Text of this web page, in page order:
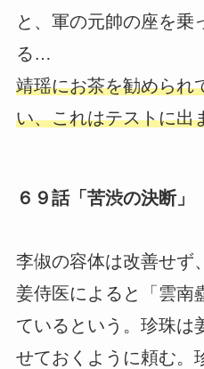
と、軍の元帥の座を乗
る…
靖瑶にお茶を勧められ
い、これはテストに出
６９話「苦渋の決断」
李俶の容体は改善せず
姜侍医によると「雲南
ているという。珍珠は
せておくように頼む。